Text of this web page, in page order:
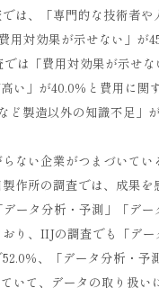
は、「専門的な技術者や
用対効果が示せない」が
は「費用対効果が示せな
い」が40.0％と費用に関
ど製造以外の知識不足」
ない企業がつまづいてい
作所の調査では、成果を
ータ分析・予測」「デー
り、IIJの調査でも「デー
％、「データ分析・予
いて、データの取り扱い